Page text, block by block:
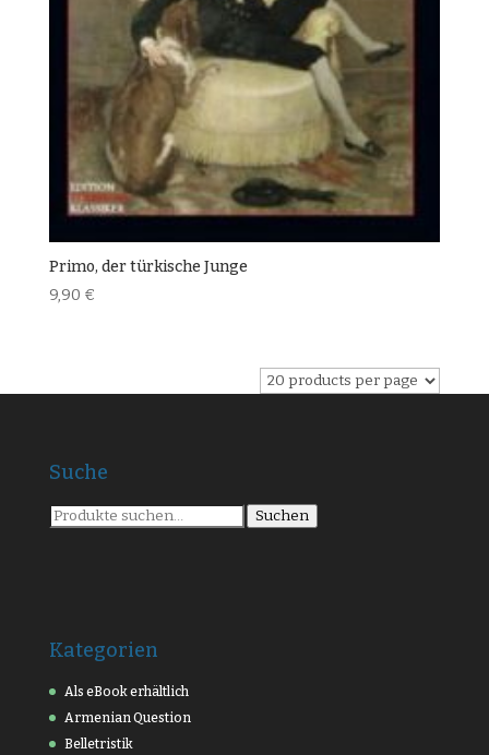
Primo, der türkische Junge
9,90 €
Suche
Suche
nach:
Suchen
Kategorien
Als eBook erhältlich
Armenian Question
Belletristik